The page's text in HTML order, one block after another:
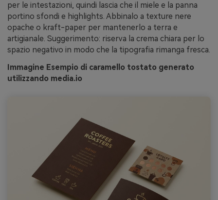
per le intestazioni, quindi lascia che il miele e la panna
portino sfondi e highlights. Abbinalo a texture nere
opache o kraft-paper per mantenerlo a terra e
artigianale. Suggerimento: riserva la crema chiara per lo
spazio negativo in modo che la tipografia rimanga fresca.
Immagine Esempio di caramello tostato generato
utilizzando media.io